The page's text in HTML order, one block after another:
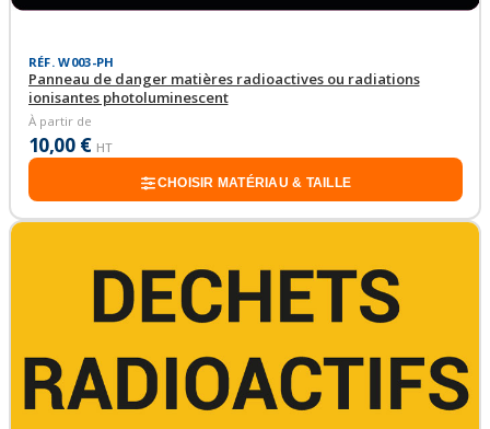
RÉF. W003-PH
Panneau de danger matières radioactives ou radiations
ionisantes photoluminescent
À partir de
10,00 € HT
CHOISIR MATÉRIAU & TAILLE